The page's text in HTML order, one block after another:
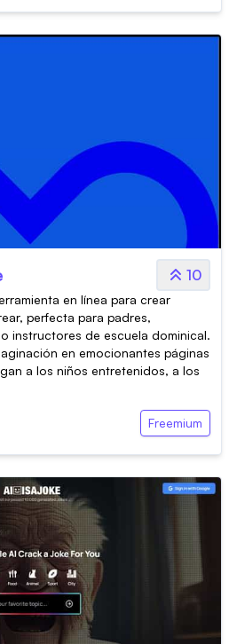
10
en línea para crear
perfecta para padres,
instructores de escuela dominical.
en emocionantes páginas
a los niños entretenidos, a los
Freemium